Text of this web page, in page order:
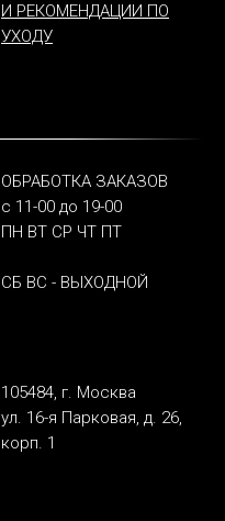
И РЕКОМЕНДАЦИИ ПО
УХОДУ
ОБРАБОТКА ЗАКАЗОВ
с 11-00 до 19-00
ПН ВТ СР ЧТ ПТ
СБ ВС - ВЫХОДНОЙ
105484, г. Москва
ул. 16-я Парковая, д. 26,
корп. 1